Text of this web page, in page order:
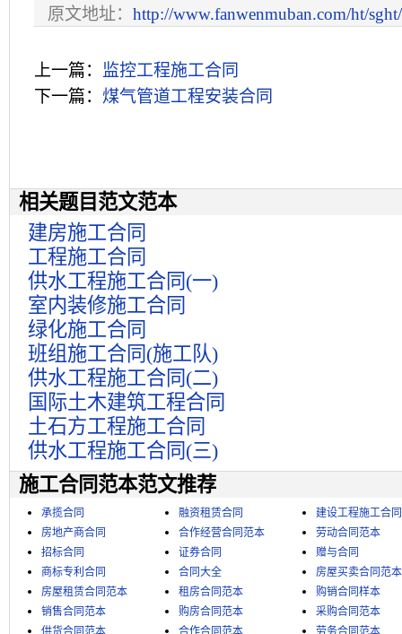
原文地址： http://www.fanwenmuban.com/ht/
上一篇： 监控工程施工合同
下一篇： 煤气管道工程安装合同
相关题目范文范本
建房施工合同
工程施工合同
供水工程施工合同(一)
室内装修施工合同
绿化施工合同
班组施工合同(施工队)
供水工程施工合同(二)
国际土木建筑工程合同
土石方工程施工合同
供水工程施工合同(三)
施工合同范本范文推荐
承揽合同 融资租赁合同
建设工程施工合同
房地产商合同
合作经营合同范本
劳动合同范本
招标合同
证券合同
赠与合同
商标专利合同
合同大全
房屋买卖合同范本
房屋租赁合同范本
租房合同范本
购销合同样本
销售合同范本
购房合同范本
采购合同范本
供货合同范本
合作合同范本
劳务合同范本